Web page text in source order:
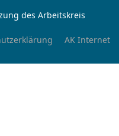
des Arbeitskreis
AK Internet